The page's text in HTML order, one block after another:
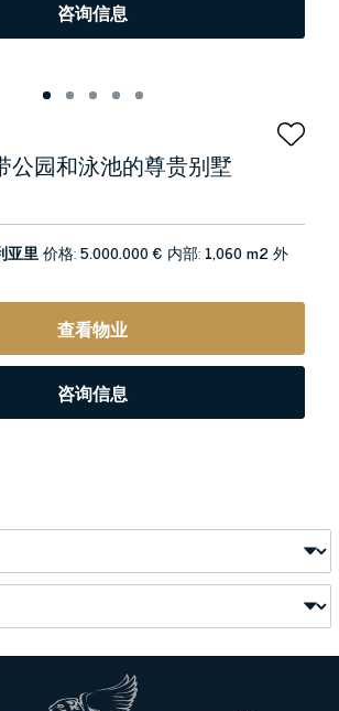
咨询信息
公园和泳池的尊贵别墅
亚里价格:5.000.000 € 内部: 1,060 m2外
查看物业
咨询信息